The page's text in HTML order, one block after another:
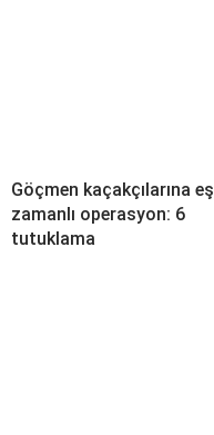
Göçmen kaçakçılarına eş
zamanlı operasyon: 6
tutuklama